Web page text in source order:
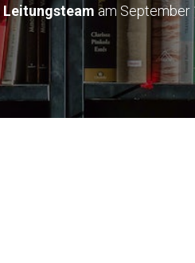
Leitungsteam am September